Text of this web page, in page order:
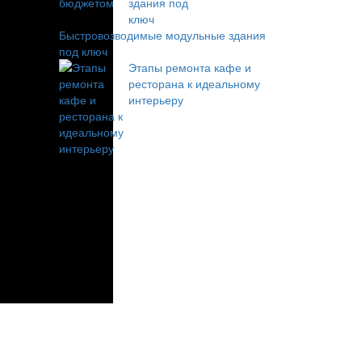
Быстровозводимые модульные здания
под ключ
Этапы ремонта кафе и
ресторана к идеальному
интерьеру